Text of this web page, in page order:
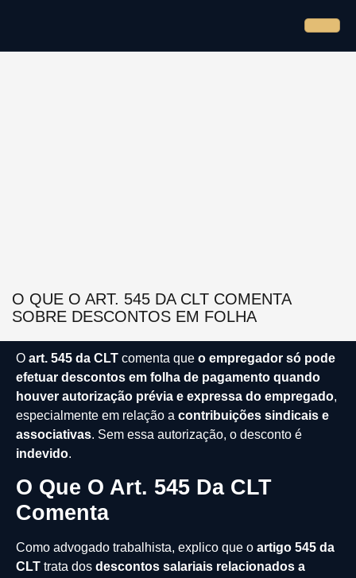
O QUE O ART. 545 DA CLT COMENTA
SOBRE DESCONTOS EM FOLHA
O art. 545 da CLT comenta que o empregador só pode
efetuar descontos em folha de pagamento quando
houver autorização prévia e expressa do empregado,
especialmente em relação a contribuições sindicais e
associativas. Sem essa autorização, o desconto é
indevido.
O Que O Art. 545 Da CLT
Comenta
Como advogado trabalhista, explico que o artigo 545 da
CLT trata dos descontos salariais relacionados a